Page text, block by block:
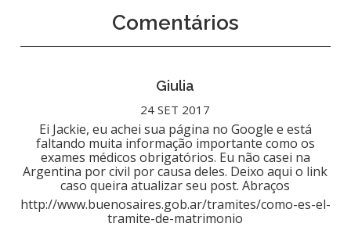
Comentários
Giulia
24 SET 2017
Ei Jackie, eu achei sua página no Google e está
faltando muita informação importante como os
exames médicos obrigatórios. Eu não casei na
Argentina por civil por causa deles. Deixo aqui o link
caso queira atualizar seu post. Abraços
http://www.buenosaires.gob.ar/tramites/como-es-el-
tramite-de-matrimonio